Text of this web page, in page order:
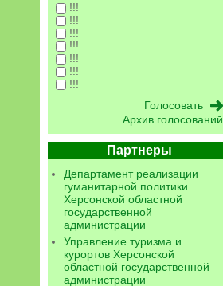
!!!
!!!
!!!
!!!
!!!
!!!
!!!
Архив голосований
Партнеры
Департамент реализации
гуманитарной политики
Херсонской областной
государственной
администрации
Управление туризма и
курортов Херсонской
областной государственной
администрации